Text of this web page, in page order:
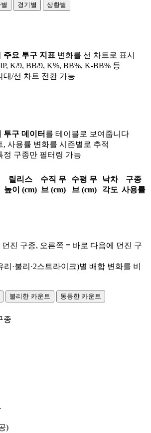
경기별 상황별
주요 투구 지표 변화를 선 차트로 표시
K/9, BB/9, K%, BB%, K-BB% 등
대/선 차트 전환 가능
투구 데이터 를 테이블로 보여줍니다
, 사용률 변화를 시즌별로 추적
정 구종만 필터링 가능
릴리스
높이 (cm)
수직 무
브 (cm)
수평 무
브 (cm)
낙차
각도
구종
사용률
진 구종, 오른쪽 = 바로 다음에 던진 구
·불리·2스트라이크)별 배합 변화를 비
불리한 카운트
동등한 카운트
종
)